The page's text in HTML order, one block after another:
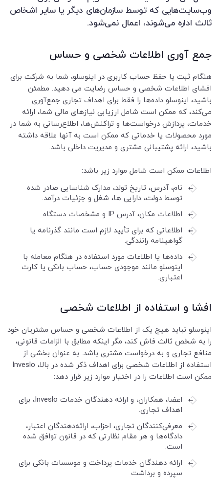
وب‌سایت‌هایی که توسط سازمان‌های دیگر یا سایر اشخاص
ثالث اداره می‌شوند، اعمال نمی‌شود.
جمع آوری اطلاعات شخصی و حساس
هنگام ثبت یا حفظ حساب کاربری در اینوسلو، شما به شرکت برای
افشای اطلاعات شخصی و حساس رضایت می دهید. مطمئن
باشید، اینوسلو داده‌ها را فقط برای اهداف تجاری جمع‌آوری
می‌کند، که ممکن است شامل ارزیابی نیازهای مالی شما، ارائه
خدمات، پردازش درخواست‌ها و تراکنش‌ها، اطلاع‌رسانی به شما در
مورد محصولات یا خدماتی که ممکن است به آنها علاقه داشته
باشید، ارائه پشتیبانی مشتری و مدیریت داخلی باشد.
اطلاعات ممکن است شامل موارد زیر باشد:
نام، آدرس، تاریخ تولد، مدارک شناسایی صادر شده
توسط دولت، دارایی ها، شغل و جزئیات درآمد.
اطلاعات مکان، آدرس IP و مشخصات دستگاه.
اطلاعاتی که برای تأیید لازم است مانند گذرنامه یا
گواهینامه رانندگی.
داده‌ها یا اطلاعات مورد استفاده در هنگام معامله با
اینوسلو مانند موجودی حساب، حساب بانکی یا کارت
اعتباری.
افشا و استفاده از اطلاعات شخصی
اینوسلو نباید هیچ یک از اطلاعات شخصی و حساس مشتریان خود
را به شخص ثالث فاش کند، مگر اینکه مطابق با الزامات قانونی،
منافع تجاری و به درخواست مشتری باشد. به عنوان بخشی از
استفاده از اطلاعات شخصی برای اهداف ذکر شده در بالا، Inveslo
ممکن است اطلاعات را در اختیار موارد زیر قرار دهد:
اعضا، همکاران، و ارائه دهندگان خدمات Inveslo، برای
اهداف تجاری.
معرفی‌کنندگان تجاری، احزاب، ارائه‌دهندگان اعتبار،
دادگاه‌ها و هر مقام نظارتی که در قانون توافق شده
است.
ارائه دهندگان خدمات پرداخت و موسسات بانکی برای
سپرده و برداشت